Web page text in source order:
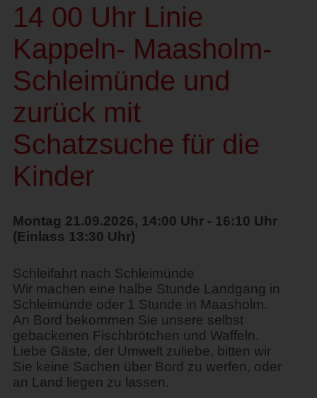
14 00 Uhr Linie
Kappeln- Maasholm-
Schleimünde und
zurück mit
Schatzsuche für die
Kinder
Montag 21.09.2026, 14:00 Uhr - 16:10 Uhr
(Einlass 13:30 Uhr)
Schleifahrt nach Schleimünde
Wir machen eine halbe Stunde Landgang in
Schleimünde oder 1 Stunde in Maasholm.
An Bord bekommen Sie unsere selbst
gebackenen Fischbrötchen und Waffeln.
Liebe Gäste, der Umwelt zuliebe, bitten wir
Sie keine Sachen über Bord zu werfen, oder
an Land liegen zu lassen.